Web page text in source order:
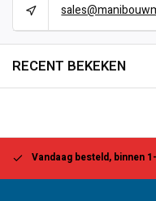
RECENT BEKEKEN
Vandaag besteld, binnen